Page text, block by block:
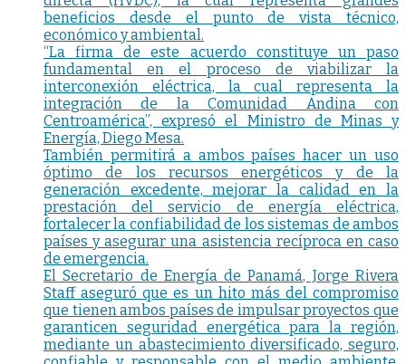
beneficios desde el punto de vista técnico,
económico y ambiental.
“La firma de este acuerdo constituye un paso
fundamental en el proceso de viabilizar la
interconexión eléctrica, la cual representa la
integración de la Comunidad Andina con
Centroamérica”, expresó el Ministro de Minas y
Energía, Diego Mesa.
También permitirá a ambos países hacer un uso
óptimo de los recursos energéticos y de la
generación excedente, mejorar la calidad en la
prestación del servicio de energía eléctrica,
fortalecer la confiabilidad de los sistemas de ambos
países y asegurar una asistencia recíproca en caso
de emergencia.
El Secretario de Energía de Panamá, Jorge Rivera
Staff aseguró que es un hito más del compromiso
que tienen ambos países de impulsar proyectos que
garanticen seguridad energética para la región,
mediante un abastecimiento diversificado, seguro,